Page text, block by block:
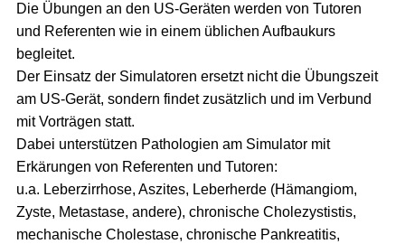
Die Übungen an den US-Geräten werden von Tutoren
und Referenten wie in einem üblichen Aufbaukurs
begleitet.
Der Einsatz der Simulatoren ersetzt nicht die Übungszeit
am US-Gerät, sondern findet zusätzlich und im Verbund
mit Vorträgen statt.
Dabei unterstützen Pathologien am Simulator mit
Erkärungen von Referenten und Tutoren:
u.a. Leberzirrhose, Aszites, Leberherde (Hämangiom,
Zyste, Metastase, andere), chronische Cholezystistis,
mechanische Cholestase, chronische Pankreatitis,